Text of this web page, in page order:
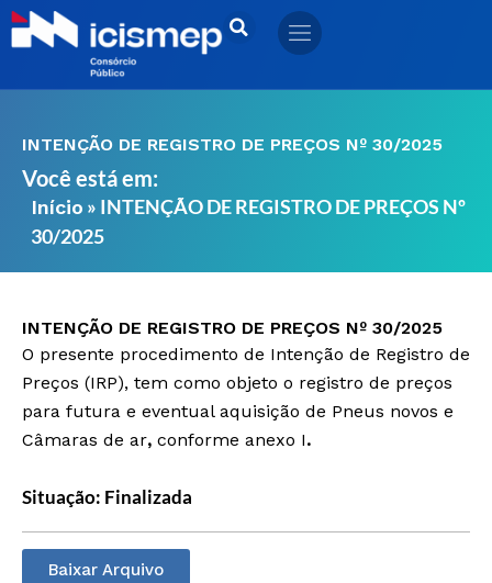
Ir
para
INTENÇÃO DE REGISTRO DE PREÇOS Nº 30/2025
Você está em:
Início » INTENÇÃO DE REGISTRO DE PREÇOS Nº
30/2025
INTENÇÃO DE REGISTRO DE PREÇOS Nº 30/2025
O presente procedimento de Intenção de Registro de
Preços (IRP), tem como objeto o registro de preços
para futura e eventual aquisição de Pneus novos e
Câmaras de ar, conforme anexo I.
Situação: Finalizada
Baixar Arquivo